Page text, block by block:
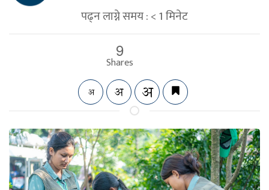
पढ्न लाग्ने समय :< 1मिनेट
9
Shares